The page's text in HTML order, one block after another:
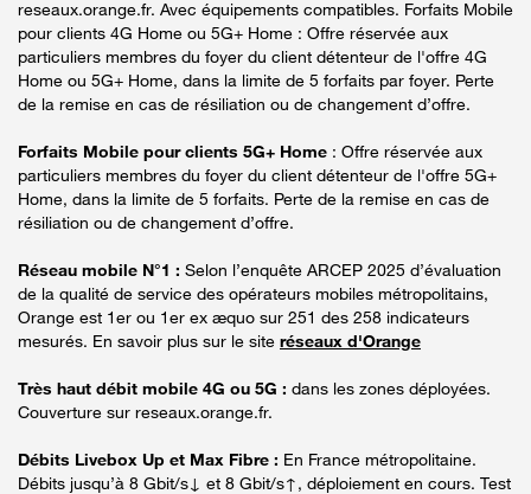
reseaux.orange.fr. Avec équipements compatibles. Forfaits Mobile
pour clients 4G Home ou 5G+ Home : Offre réservée aux
particuliers membres du foyer du client détenteur de l'offre 4G
Home ou 5G+ Home, dans la limite de 5 forfaits par foyer. Perte
de la remise en cas de résiliation ou de changement d’offre.
Forfaits Mobile pour clients 5G+ Home : Offre réservée aux
particuliers membres du foyer du client détenteur de l'offre 5G+
Home, dans la limite de 5 forfaits. Perte de la remise en cas de
résiliation ou de changement d’offre.
Réseau mobile N°1 : Selon l’enquête ARCEP 2025 d’évaluation
de la qualité de service des opérateurs mobiles métropolitains,
Orange est 1er ou 1er ex æquo sur 251 des 258 indicateurs
mesurés. En savoir plus sur le site réseaux d'Orange
Très haut débit mobile 4G ou 5G : dans les zones déployées.
Couverture sur reseaux.orange.fr.
Débits Livebox Up et Max Fibre : En France métropolitaine.
Débits jusqu’à 8 Gbit/s↓ et 8 Gbit/s↑, déploiement en cours. Test